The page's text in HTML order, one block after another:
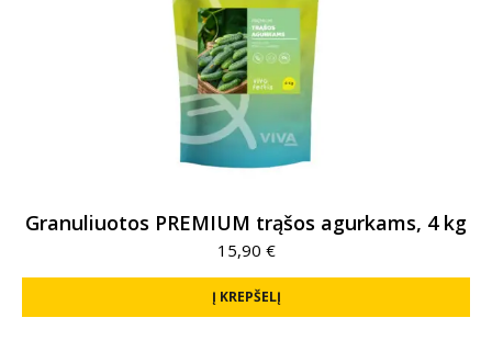
Granuliuotos PREMIUM trąšos agurkams, 4 kg
15,90 €
Į KREPŠELĮ